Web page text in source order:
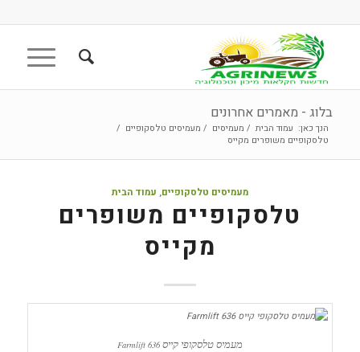
בלוג - מאמרים אחרונים
הנך כאן: עמוד הבית / מעמיסים / מעמיסים טלסקופיים /
טלסקופיים משופרים מקייס
מעמיסים טלסקופיים, עמוד הבית
טלסקופיים משופרים
מקייס
מעמיס טלסקופי קייס Farmlift 636